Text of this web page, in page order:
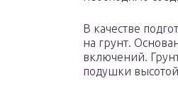
В качестве
на грунт.
включений.
подушки